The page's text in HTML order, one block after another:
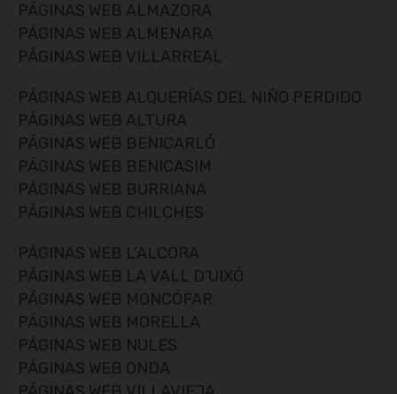
PÁGINAS WEB ALMAZORA
PÁGINAS WEB ALMENARA
PÁGINAS WEB VILLARREAL
PÁGINAS WEB ALQUERÍAS DEL NIÑO PERDIDO
PÁGINAS WEB ALTURA
PÁGINAS WEB BENICARLÓ
PÁGINAS WEB BENICASIM
PÁGINAS WEB BURRIANA
PÁGINAS WEB CHILCHES
PÁGINAS WEB L’ALCORA
PÁGINAS WEB LA VALL D’UIXÓ
PÁGINAS WEB MONCÓFAR
PÁGINAS WEB MORELLA
PÁGINAS WEB NULES
PÁGINAS WEB ONDA